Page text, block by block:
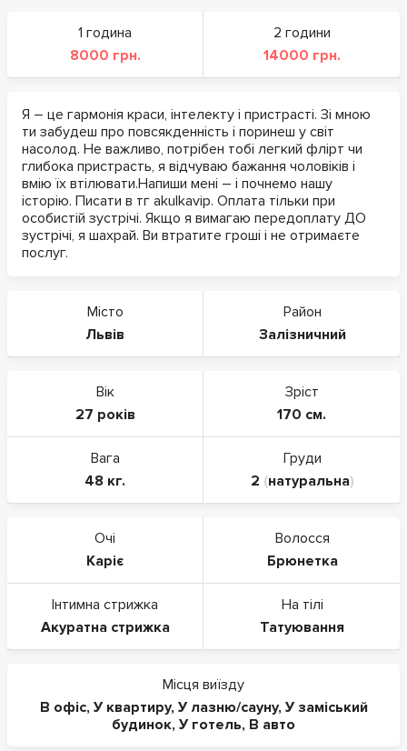
1 година
8000 грн.
2 години
14000 грн.
Я – це гармонія краси, інтелекту і пристрасті. Зі мною
ти забудеш про повсякденність і поринеш у світ
насолод. Не важливо, потрібен тобі легкий флірт чи
глибока пристрасть, я відчуваю бажання чоловіків і
вмію їх втілювати.Напиши мені – і почнемо нашу
історію. Писати в тг akulkavip. Оплата тільки при
особистій зустрічі. Якщо я вимагаю передоплату ДО
зустрічі, я шахрай. Ви втратите гроші і не отримаєте
послуг.
Місто
Львів
Район
Залізничний
Вік
27 років
Зріст
170 см.
Вага
48 кг.
Груди
2 (натуральна)
Очі
Каріє
Волосся
Брюнетка
Інтимна стрижка
Акуратна стрижка
На тілі
Татуювання
Місця виїзду
В офіс, У квартиру, У лазню/сауну, У заміський
будинок, У готель, В авто